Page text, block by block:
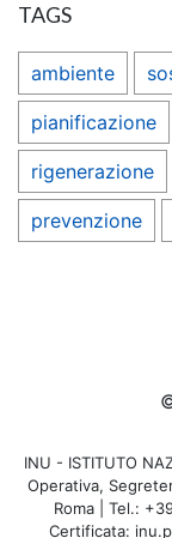
TAGS
ambiente
pianificazione
rigenerazione
prevenzione
INU - ISTITUTO
Operativa,
Roma | Tel.:
Certificata: